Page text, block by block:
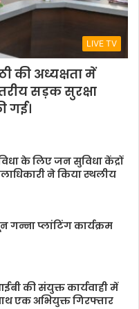
LIVE TV
की अध्यक्षता में
सड़क सुरक्षा
गई।
के लिए जन सुविधा केंद्रों
ने किया स्थलीय
प्लांटिंग कार्यक्रम
की संयुक्त कार्यवाही में
एक अभियुक्त गिरफ्तार